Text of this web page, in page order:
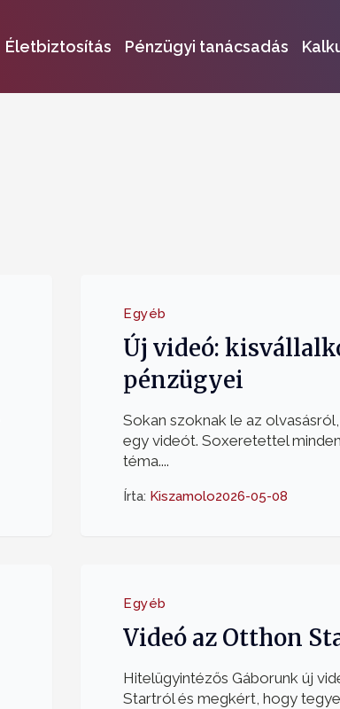
Életbiztosítás Pénzügyi tanácsadás
Egyéb
Új videó:
pénzügyei
Sokan szoknak le az
egy videót. Soxeretettel
téma....
Írta: Kiszamolo2026-05-08
Egyéb
Videó az Otthon
Hitelügyintézős Gáborunk új
Startról és megkért, hogy